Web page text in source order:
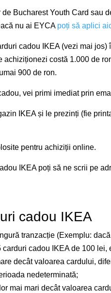
Bucharest Youth Card sau
nu ai EYCA poți să aplici
cadou IKEA (vezi mai
achiziționezi costă 1.000 de
900 de ron.
vei primi imediat prin
IKEA și le prezinți (fie
pentru achiziții online.
IKEA poți să ne scrii pe
cadou IKEA
tranzacție (Exemplu:
cadou IKEA de 100 lei,
decât valoarea cardului,
nedeterminată;
mai mari decât valoarea